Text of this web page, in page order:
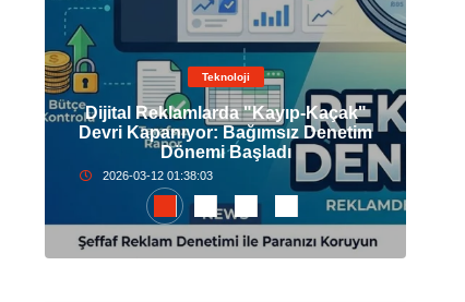
Teknoloji
Dijital Reklamlarda "Kayıp-Kaçak"
Devri Kapanıyor: Bağımsız Denetim
Dönemi Başladı
2026-03-12 01:38:03